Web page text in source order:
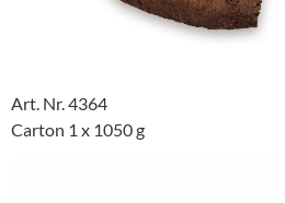
Art. Nr. 4364
Carton 1 x 1050 g